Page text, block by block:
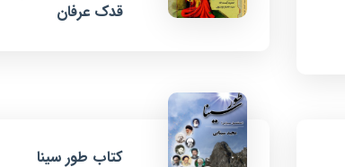
قدک عرفان
کتاب طور سینا